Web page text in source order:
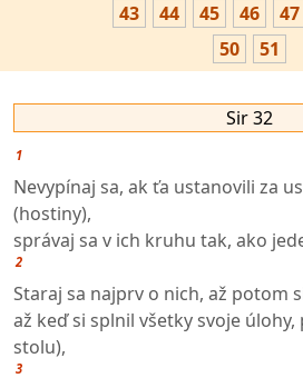
43
44 45 46 47
50
51
Sir 32
1
Nevypínaj sa, ak ťa ustanovili za
(hostiny),
správaj sa v ich kruhu tak, ako
2
Staraj sa najprv o nich, až potom
až keď si splnil všetky svoje úlohy,
stolu),
3